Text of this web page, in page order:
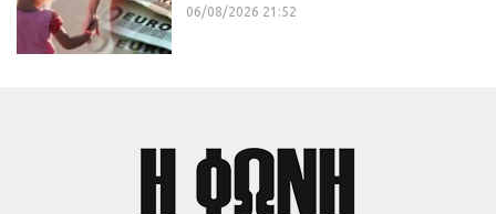
06/08/2026 21:52